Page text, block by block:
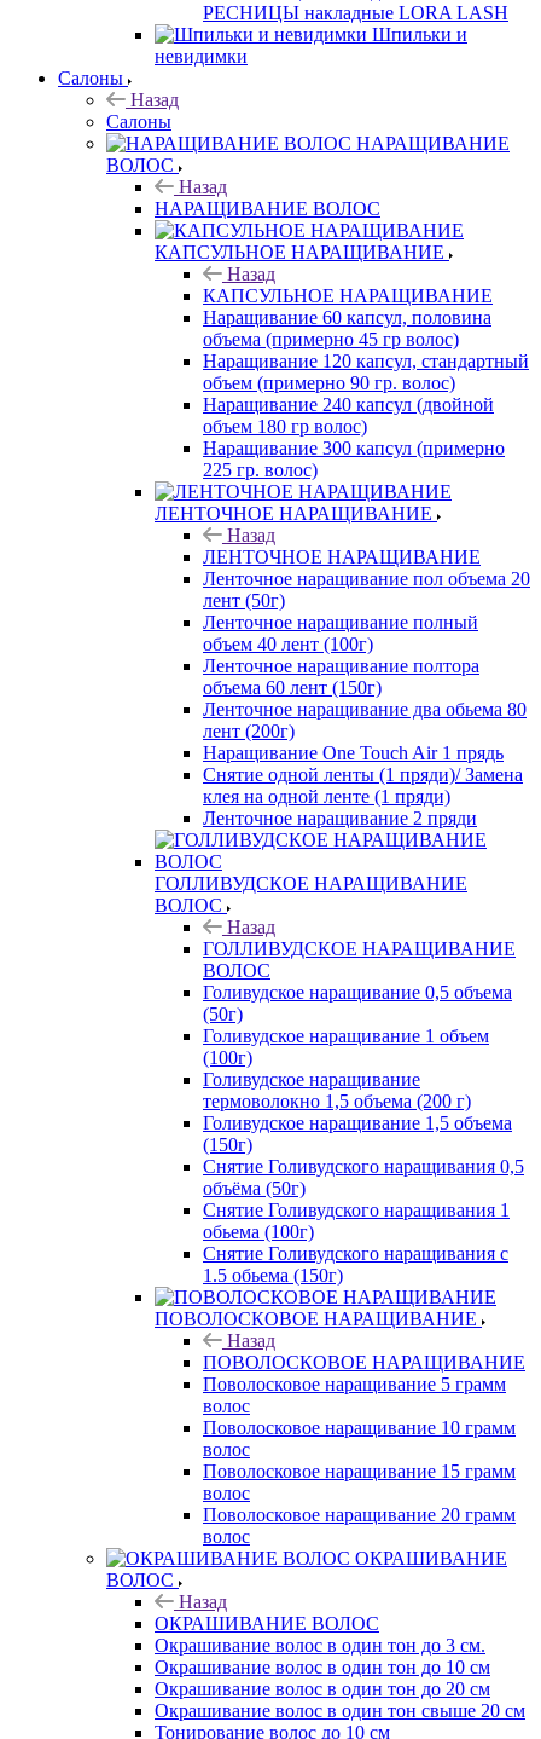
РЕСНИЦЫ накладные LORA LASH
Шпильки и
невидимки
Салоны
Назад
Салоны
НАРАЩИВАНИЕ
ВОЛОС
Назад
НАРАЩИВАНИЕ ВОЛОС
КАПСУЛЬНОЕ НАРАЩИВАНИЕ
Назад
КАПСУЛЬНОЕ НАРАЩИВАНИЕ
Наращивание 60 капсул, половина
объема (примерно 45 гр волос)
Наращивание 120 капсул, стандартный
объем (примерно 90 гр. волос)
Наращивание 240 капсул (двойной
объем 180 гр волос)
Наращивание 300 капсул (примерно
225 гр. волос)
ЛЕНТОЧНОЕ НАРАЩИВАНИЕ
Назад
ЛЕНТОЧНОЕ НАРАЩИВАНИЕ
Ленточное наращивание пол объема 20
лент (50г)
Ленточное наращивание полный
объем 40 лент (100г)
Ленточное наращивание полтора
объема 60 лент (150г)
Ленточное наращивание два обьема 80
лент (200г)
Наращивание One Touch Air 1 прядь
Снятие одной ленты (1 пряди)/ Замена
клея на одной ленте (1 пряди)
Ленточное наращивание 2 пряди
ГОЛЛИВУДСКОЕ НАРАЩИВАНИЕ
ВОЛОС
Назад
ГОЛЛИВУДСКОЕ НАРАЩИВАНИЕ
ВОЛОС
Голивудское наращивание 0,5 объема
(50г)
Голивудское наращивание 1 объем
(100г)
Голивудское наращивание
термоволокно 1,5 объема (200 г)
Голивудское наращивание 1,5 объема
(150г)
Снятие Голивудского наращивания 0,5
объёма (50г)
Снятие Голивудского наращивания 1
обьема (100г)
Снятие Голивудского наращивания с
1.5 обьема (150г)
ПОВОЛОСКОВОЕ НАРАЩИВАНИЕ
Назад
ПОВОЛОСКОВОЕ НАРАЩИВАНИЕ
Поволосковое наращивание 5 грамм
волос
Поволосковое наращивание 10 грамм
волос
Поволосковое наращивание 15 грамм
волос
Поволосковое наращивание 20 грамм
волос
ОКРАШИВАНИЕ
ВОЛОС
Назад
ОКРАШИВАНИЕ ВОЛОС
Окрашивание волос в один тон до 3 см.
Окрашивание волос в один тон до 10 см
Окрашивание волос в один тон до 20 см
Окрашивание волос в один тон свыше 20 см
Тонирование волос до 10 см